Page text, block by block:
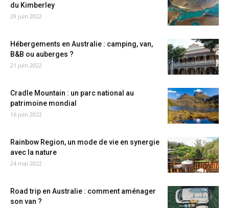
du Kimberley
29 juin 2022
Hébergements en Australie : camping, van,
B&B ou auberges ?
21 juin 2022
Cradle Mountain : un parc national au
patrimoine mondial
16 juin 2022
Rainbow Region, un mode de vie en synergie
avec la nature
24 mai 2022
Road trip en Australie : comment aménager
son van ?